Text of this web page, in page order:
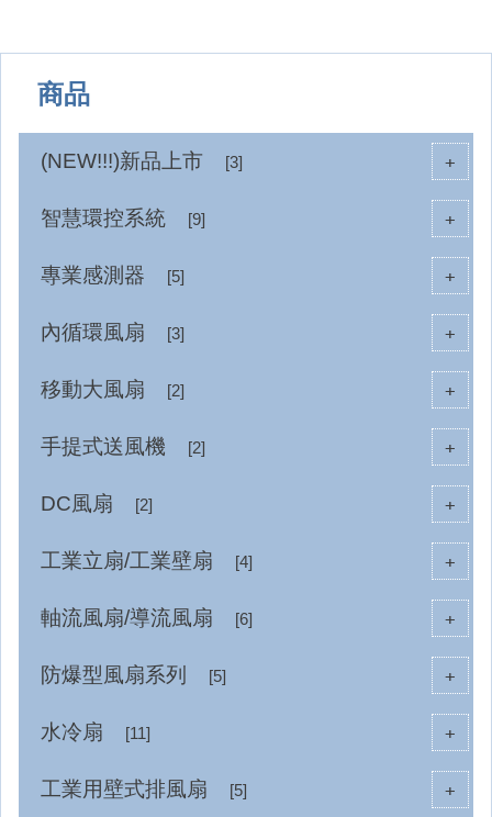
商品
+
(NEW!!!)新品上市 [3]
+
智慧環控系統 [9]
+
專業感測器 [5]
+
內循環風扇 [3]
+
移動大風扇 [2]
+
手提式送風機 [2]
+
DC風扇 [2]
+
工業立扇/工業壁扇 [4]
+
軸流風扇/導流風扇 [6]
+
防爆型風扇系列 [5]
+
水冷扇 [11]
+
工業用壁式排風扇 [5]